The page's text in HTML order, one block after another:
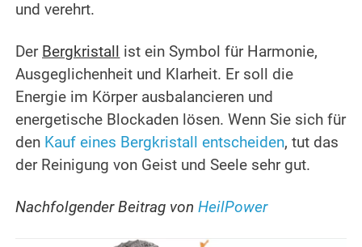
und verehrt.
Der Bergkristall
ist ein Symbol für Harmonie,
Ausgeglichenheit und Klarheit. Er soll die
Energie im Körper ausbalancieren und
energetische Blockaden lösen.Wenn Sie sich für
den Kauf eines Bergkristall entscheiden, tut das
der Reinigung von Geist und Seele sehr gut.
Nachfolgender Beitrag von HeilPower